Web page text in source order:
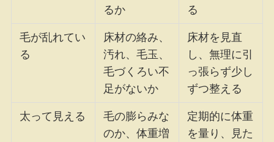
るか
る
毛が乱れてい
る
床材の絡み、
汚れ、毛玉、
毛づくろい不
足がないか
床材を見直
し、無理に引
っ張らず少し
ずつ整える
太って見える
毛の膨らみな
のか、体重増
定期的に体重
を量り、見た